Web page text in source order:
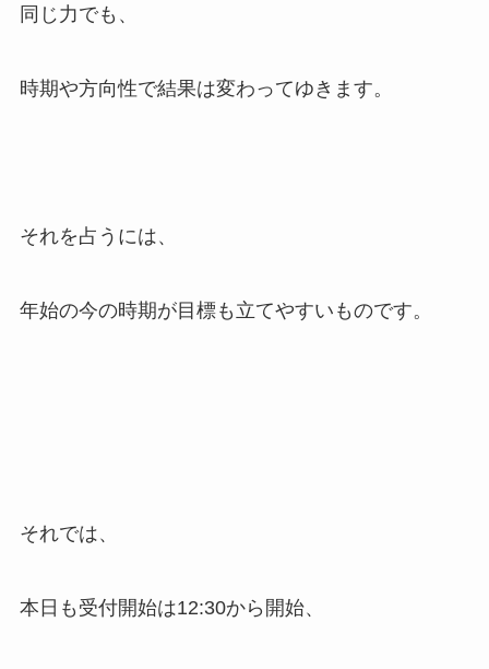
同じ力でも、
時期や方向性で結果は変わってゆきます。
それを占うには、
年始の今の時期が目標も立てやすいものです。
それでは、
本日も受付開始は12:30から開始、